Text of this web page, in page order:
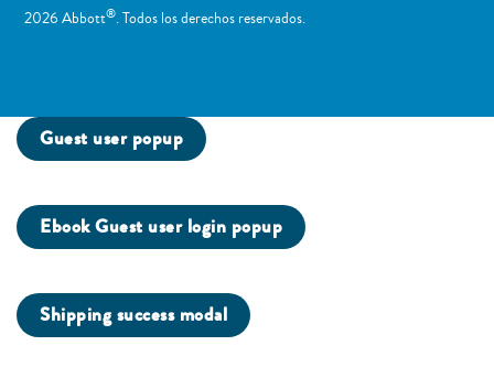
2026 Abbott®. Todos los derechos reservados.
Guest user popup
Ebook Guest user login popup
Shipping success modal